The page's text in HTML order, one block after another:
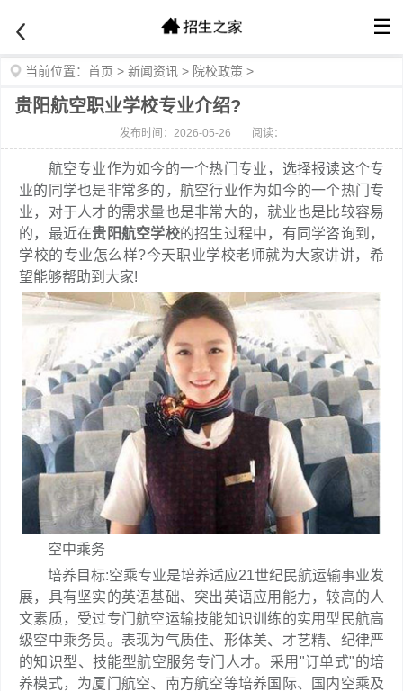
☰
当前位置： 首页 > 新闻资讯 > 院校政策 >
贵阳航空职业学校专业介绍?
发布时间：2026-05-26 阅读：
航空专业作为如今的一个热门专业，选择报读这个专
业的同学也是非常多的，航空行业作为如今的一个热门专
业，对于人才的需求量也是非常大的，就业也是比较容易
的，最近在贵阳航空学校的招生过程中，有同学咨询到，
学校的专业怎么样?今天职业学校老师就为大家讲讲，希
望能够帮助到大家!
空中乘务
培养目标:空乘专业是培养适应21世纪民航运输事业发
展，具有坚实的英语基础、突出英语应用能力，较高的人
文素质，受过专门航空运输技能知识训练的实用型民航高
级空中乘务员。表现为气质佳、形体美、才艺精、纪律严
的知识型、技能型航空服务专门人才。采用"订单式"的培
养模式，为厦门航空、南方航空等培养国际、国内空乘及